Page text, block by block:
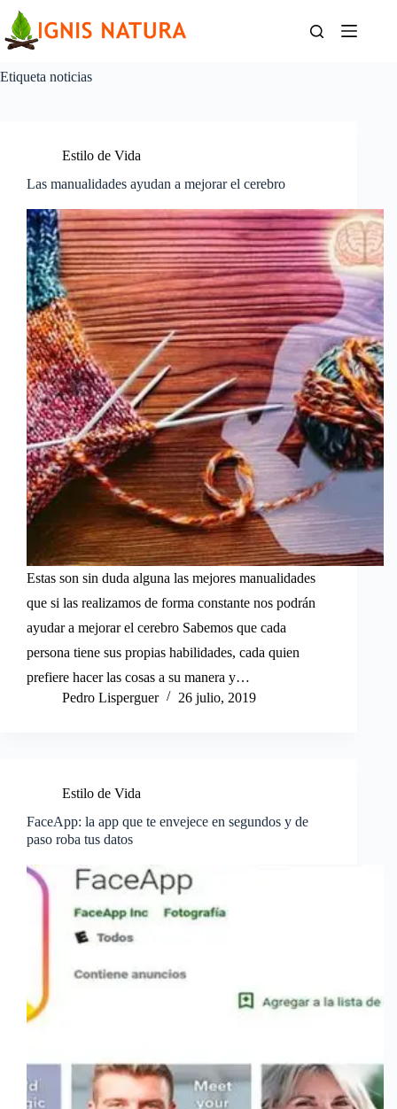
contenido
Etiqueta noticias
Estilo de Vida
Las manualidades ayudan a mejorar el cerebro
Estas son sin duda alguna las mejores manualidades
que si las realizamos de forma constante nos podrán
ayudar a mejorar el cerebro Sabemos que cada
persona tiene sus propias habilidades, cada quien
prefiere hacer las cosas a su manera y…
Pedro Lisperguer
26 julio, 2019
Estilo de Vida
FaceApp: la app que te envejece en segundos y de
paso roba tus datos